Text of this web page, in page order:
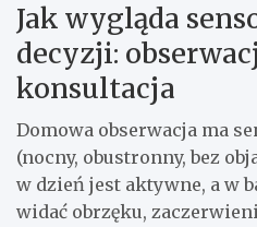
Jak wygląda
decyzji:
konsultacja
Domowa obserwacja ma
(nocny, obustronny, bez
w dzień jest aktywne, a w
widać obrzęku,